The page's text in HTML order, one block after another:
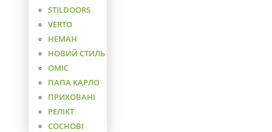
STILDOORS
VERTO
НЕМАН
НОВИЙ СТИЛЬ
ОМІС
ПАПА КАРЛО
ПРИХОВАНІ
РЕЛІКТ
СОСНОВІ